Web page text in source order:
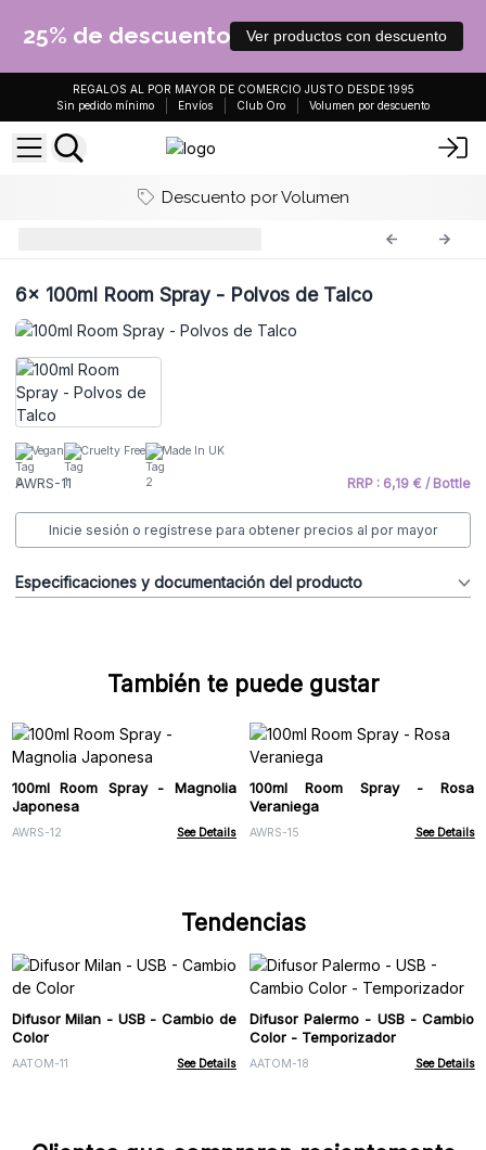
25% de descuento Ver productos con descuento
REGALOS AL POR MAYOR DE COMERCIO JUSTO DESDE 1995
Sin pedido mínimo
Envíos Club Oro Volumen por descuento
Descuento por Volumen
6x 100ml Room Spray - Polvos de Talco
Vegan Cruelty Free Made In UK
AWRS-11 RRP : 6,19 € / Bottle
Inicie sesión o regístrese para obtener precios al por mayor
Especificaciones y documentación del producto
También te puede gustar
100ml Room Spray - Magnolia
Japonesa
AWRS-12 See Details
100ml Room Spray - Rosa
Veraniega
AWRS-15 See Details
Tendencias
Difusor Milan - USB - Cambio de
Color
AATOM-11 See Details
Difusor Palermo - USB - Cambio
Color - Temporizador
AATOM-18 See Details